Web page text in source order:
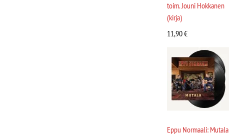
toim. Jouni Hokkanen
(kirja)
11,90€
Eppu Normaali: Mutala